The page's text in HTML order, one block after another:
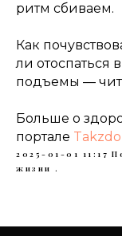
ритм сбиваем.
Как
ли отоспаться
подъемы —
Больше о
портале
2025-01-01 11:17
жизни .